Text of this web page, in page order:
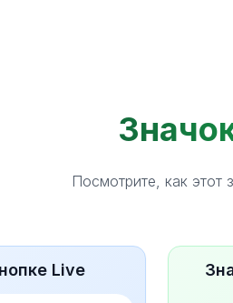
Посмотрите, как этот
Live